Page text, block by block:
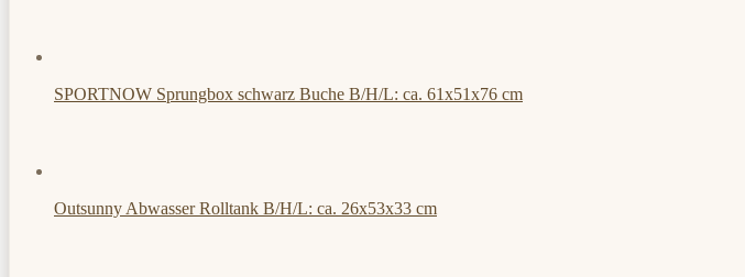
SPORTNOW Sprungbox schwarz Buche B/H/L: ca. 61x51x76 cm
Outsunny Abwasser Rolltank B/H/L: ca. 26x53x33 cm